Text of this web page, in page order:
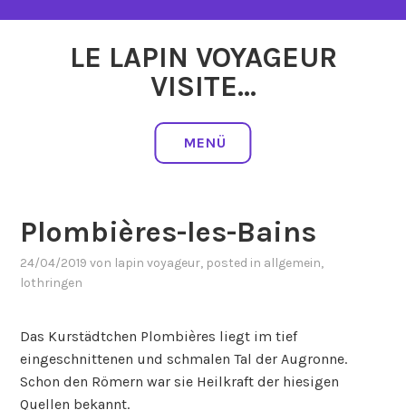
LE LAPIN VOYAGEUR
VISITE…
MENÜ
Plombières-les-Bains
24/04/2019 von lapin voyageur, posted in allgemein,
lothringen
Das Kurstädtchen Plombières liegt im tief
eingeschnittenen und schmalen Tal der Augronne.
Schon den Römern war sie Heilkraft der hiesigen
Quellen bekannt.